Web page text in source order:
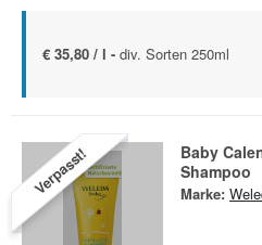
€ 35,80 / l - div. Sorten 250ml
Verpasst!
Baby
Shampoo
Marke: